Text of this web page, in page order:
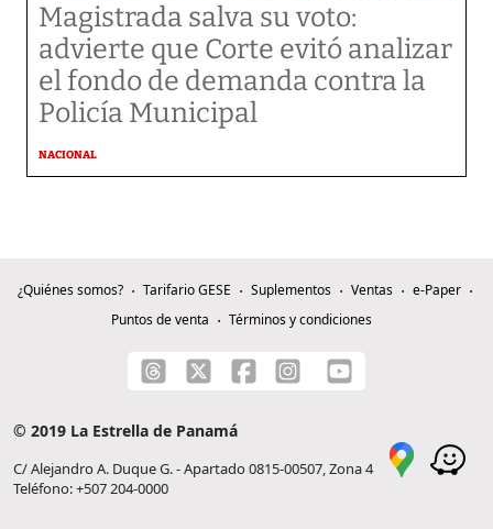
Magistrada salva su voto:
advierte que Corte evitó analizar
el fondo de demanda contra la
Policía Municipal
NACIONAL
¿Quiénes somos? Tarifario GESE Suplementos Ventas
e-Paper
Puntos de venta
Términos y condiciones
© 2019 La Estrella de Panamá
C/ Alejandro A. Duque G. - Apartado 0815-00507, Zona 4
Teléfono: +507 204-0000